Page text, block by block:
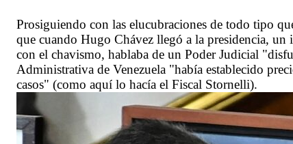
Prosiguiendo con las elucubraciones de todo tipo
que cuando Hugo Chávez llegó a la presidencia,
con el chavismo, hablaba de un Poder Judicial
Administrativa de Venezuela "había establecido
casos" (como aquí lo hacía el Fiscal Stornelli).